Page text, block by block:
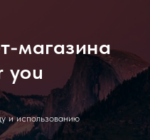
магазина
you
и использованию